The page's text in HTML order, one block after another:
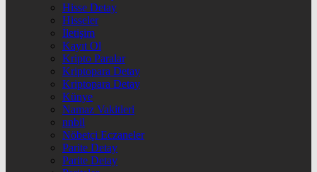
Hisse Detay
Hisseler
İletişim
Kayıt Ol
Kripto Paralar
Kriptopara Detay
Kriptopara Detay
Künye
Namaz Vakitleri
nnbil
Nöbetçi Eczaneler
Parite Detay
Parite Detay